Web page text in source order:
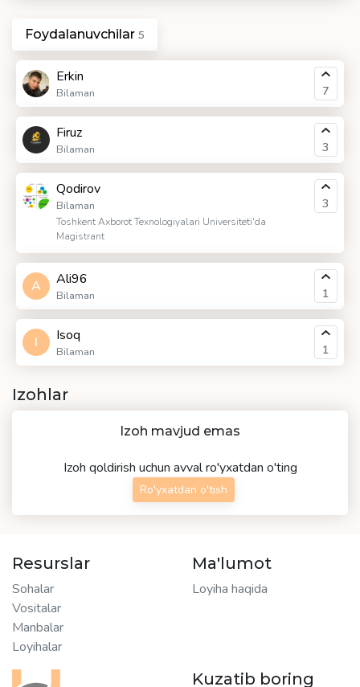
Foydalanuvchilar 5
Erkin
Bilaman 7
Firuz
Bilaman 3
Qodirov
Bilaman
Toshkent Axborot Texnologiyalari Universiteti'da
Magistrant
3
A Ali96
Bilaman 1
I Isoq
Bilaman 1
Izohlar
Izoh mavjud emas
Izoh qoldirish uchun avval ro'yxatdan o'ting
Ro'yxatdan o'tish
Resurslar
Sohalar
Vositalar
Manbalar
Loyihalar
Ma'lumot
Loyiha haqida
Kuzatib boring